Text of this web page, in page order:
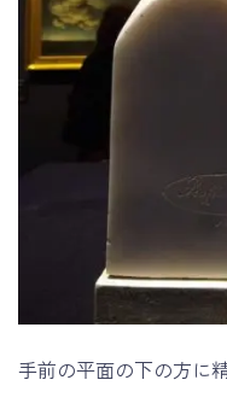
手前の平面の下の方に